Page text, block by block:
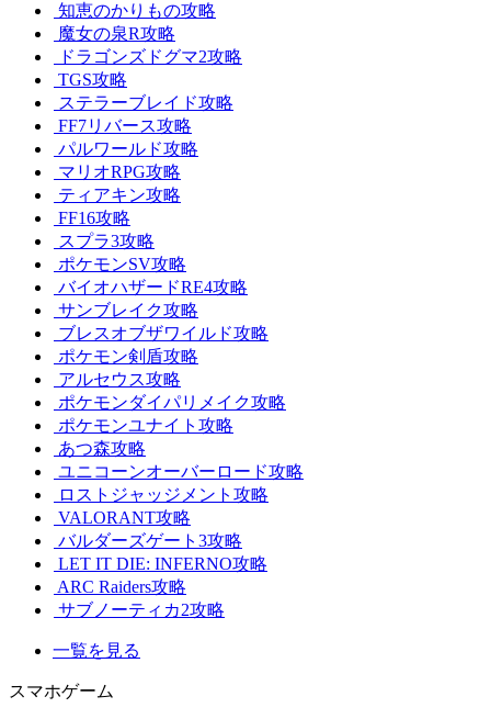
知恵のかりもの攻略
魔女の泉R攻略
ドラゴンズドグマ2攻略
TGS攻略
ステラーブレイド攻略
FF7リバース攻略
パルワールド攻略
マリオRPG攻略
ティアキン攻略
FF16攻略
スプラ3攻略
ポケモンSV攻略
バイオハザードRE4攻略
サンブレイク攻略
ブレスオブザワイルド攻略
ポケモン剣盾攻略
アルセウス攻略
ポケモンダイパリメイク攻略
ポケモンユナイト攻略
あつ森攻略
ユニコーンオーバーロード攻略
ロストジャッジメント攻略
VALORANT攻略
バルダーズゲート3攻略
LET IT DIE: INFERNO攻略
ARC Raiders攻略
サブノーティカ2攻略
一覧を見る
スマホゲーム